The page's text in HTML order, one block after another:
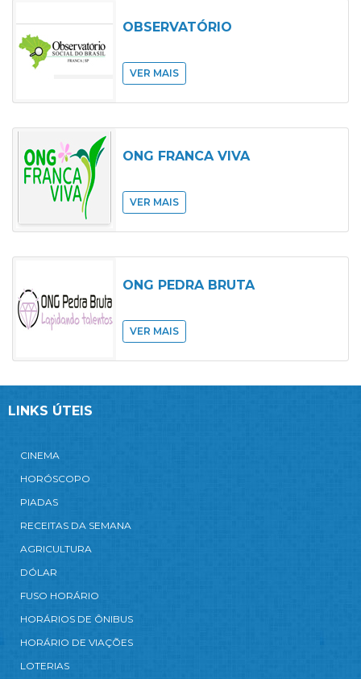
OBSERVATÓRIO
VER MAIS
ONG FRANCA VIVA
VER MAIS
ONG PEDRA BRUTA
VER MAIS
LINKS ÚTEIS
CINEMA
HORÓSCOPO
PIADAS
RECEITAS DA SEMANA
AGRICULTURA
DÓLAR
FUSO HORÁRIO
HORÁRIOS DE ÔNIBUS
HORÁRIO DE VIAÇÕES
LOTERIAS